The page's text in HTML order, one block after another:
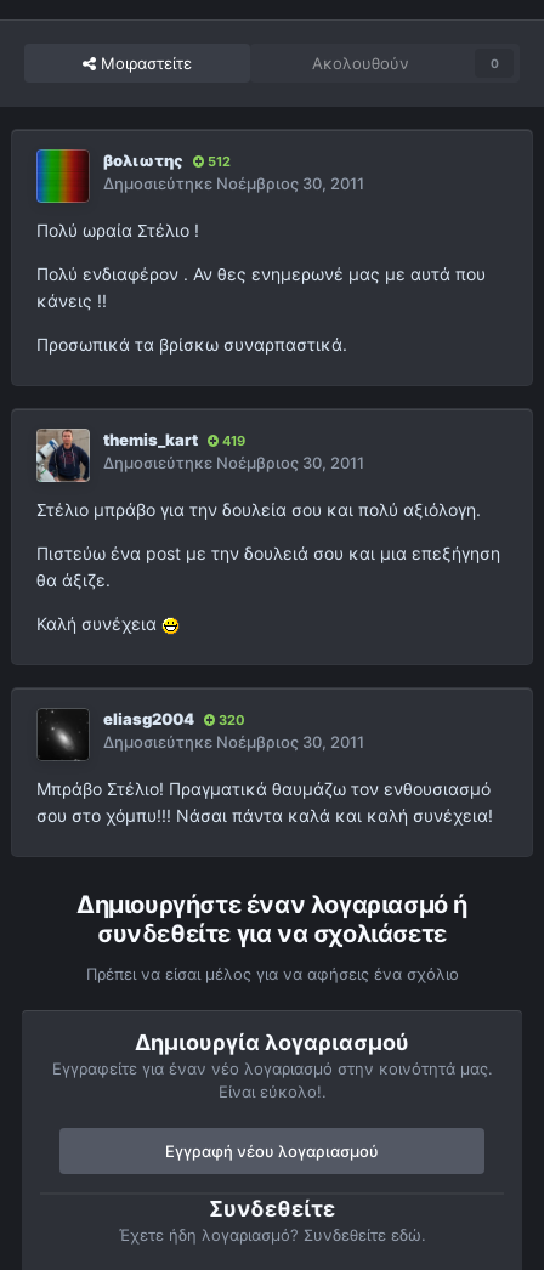
Μοιραστείτε Ακολουθούν 0
βολιωτης 512
Δημοσιεύτηκε Νοέμβριος 30, 2011
Πολύ ωραία Στέλιο !
Πολύ ενδιαφέρον . Αν θες ενημερωνέ μας με αυτά που
κάνεις !!
Προσωπικά τα βρίσκω συναρπαστικά.
themis_kart 419
Δημοσιεύτηκε Νοέμβριος 30, 2011
Στέλιο μπράβο για την δουλεία σου και πολύ αξιόλογη.
Πιστεύω ένα post με την δουλειά σου και μια επεξήγηση
θα άξιζε.
Καλή συνέχεια
eliasg2004 320
Δημοσιεύτηκε Νοέμβριος 30, 2011
Μπράβο Στέλιο! Πραγματικά θαυμάζω τον ενθουσιασμό
σου στο χόμπυ!!! Νάσαι πάντα καλά και καλή συνέχεια!
Δημιουργήστε έναν λογαριασμό ή
συνδεθείτε για να σχολιάσετε
Πρέπει να είσαι μέλος για να αφήσεις ένα σχόλιο
Δημιουργία λογαριασμού
Εγγραφείτε για έναν νέο λογαριασμό στην κοινότητά μας.
Είναι εύκολο!.
Εγγραφή νέου λογαριασμού
Συνδεθείτε
Έχετε ήδη λογαριασμό? Συνδεθείτε εδώ.